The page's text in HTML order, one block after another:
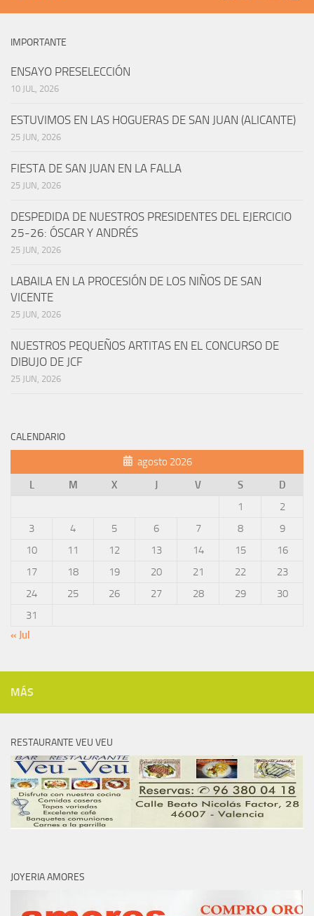
IMPORTANTE
ENSAYO PRESELECCIÓN
10 JUL, 2026
ESTUVIMOS EN LAS HOGUERAS DE SAN JUAN (ALICANTE)
25 JUN, 2026
FIESTA DE SAN JUAN EN LA FALLA
25 JUN, 2026
DESPEDIDA DE NUESTROS PRESIDENTES DEL EJERCICIO
25-26: ÓSCAR Y ANDRÉS
25 JUN, 2026
LABAILA EN LA PROCESIÓN DE LOS NIÑOS DE SAN
VICENTE
25 JUN, 2026
NUESTROS PEQUEÑOS ARTITAS EN EL CONCURSO DE
DIBUJO DE JCF
25 JUN, 2026
CALENDARIO
agosto 2026
L
M X J V S
D
1
2
3
4 5 6 7 8
9
10
11 12 13 14 15
16
17
18 19 20 21 22
23
24
25 26 27 28 29
30
31
« Jul
MÁS
RESTAURANTE VEU VEU
JOYERIA AMORES